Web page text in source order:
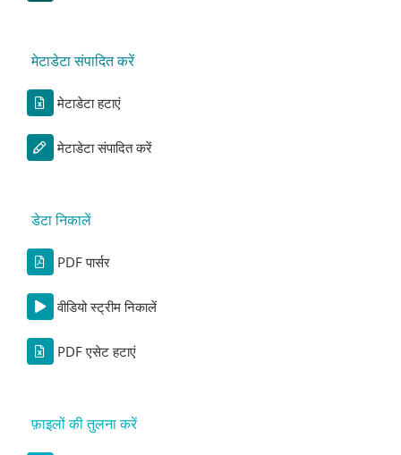
मेटाडेटा संपादित करें
मेटाडेटा हटाएं
मेटाडेटा संपादित करें
डेटा निकालें
PDF पार्सर
वीडियो स्ट्रीम निकालें
PDF एसेट हटाएं
फ़ाइलों की तुलना करें